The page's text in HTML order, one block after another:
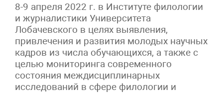
8-9 апреля 2022 г. в Институте филологии
и журналистики Университета
Лобачевского в целях выявления,
привлечения и развития молодых научных
кадров из числа обучающихся, а также с
целью мониторинга современного
состояния междисциплинарных
исследований в сфере филологии и